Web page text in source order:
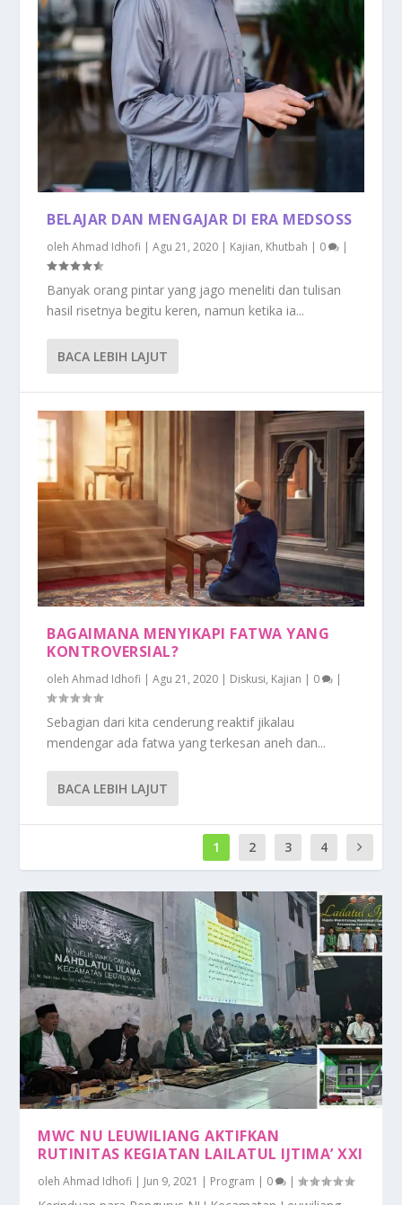
BELAJAR DAN MENGAJAR DI ERA MEDSOSS
olehAhmad Idhofi |Agu 21, 2020 | Kajian, Khutbah | 0 |
Banyak orang pintar yang jago meneliti dan tulisan
hasil risetnya begitu keren, namun ketika ia...
BACA LEBIH LAJUT
BAGAIMANA MENYIKAPI FATWA YANG
KONTROVERSIAL?
olehAhmad Idhofi |Agu 21, 2020 | Diskusi, Kajian | 0 |
Sebagian dari kita cenderung reaktif jikalau
mendengar ada fatwa yang terkesan aneh dan...
BACA LEBIH LAJUT
1 2 3 4
MWC NU LEUWILIANG AKTIFKAN
RUTINITAS KEGIATAN LAILATUL IJTIMA’ XXI
olehAhmad Idhofi | Jun 9, 2021 | Program | 0 |